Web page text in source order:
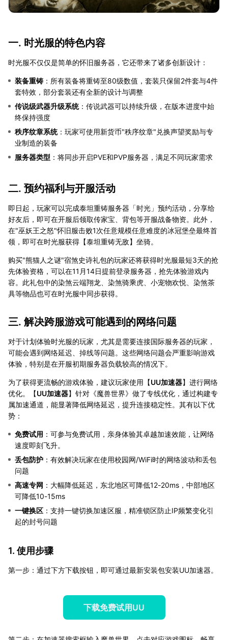
一. 时光服的特色内容
时光服不仅仅是简单的怀旧服务器，它还带来了诸多创新设计：
装备重铸 ：所有装备将重铸至80级数值，套装只保留2件套与4件
套特效，部分套装还有全新的设计与调整
传说级武器升级系统：传说武器可以持续升级，在版本进度中始
终保持强度
秩序纹章系统：玩家可使用新货币"秩序纹章"兑换声望奖励与专
业制造的装备
服务器类型 ：将同步开启PVE和PVP服务器，满足不同玩家需求
二. 预约福利与开服活动
即日起，玩家可以完成泰坦重铸服务器「时光」预约活动，分享给
好友后，即可在开服后领取传家宝、背包等开服战备物资。此外，
在"巫妖王之怒"怀旧服击败1次任意规模任意难度的冰冠堡垒最终首
领，即可在时光服获得【泰坦重铸无敌】坐骑。
购买"熊猫人之谜"宿煞史诗礼包的玩家还将获得时光服最短3天的抢
先体验资格，可以在11月14日提前登录服务器，抢先体验游戏内
容。此礼包中的染煞云端翔龙、染煞骑乘虎、小宠物欢悦、染煞茶
具等物品也可在时光服中同步获得。
三. 解决跨服游戏可能遇到的网络问题
对于计划体验时光服的玩家，尤其是需要连接国际服务器的玩家，
可能会遇到网络延迟、掉线等问题。这些网络问题会严重影响游戏
体验，特别是在开服初期服务器负载较高的情况下。
为了获得更流畅的游戏体验，建议玩家使用【UU加速器】进行网络
优化。【UU加速器】针对《魔兽世界》做了专线优化，通过构建专
属加速通道，能显著降低网络延迟，提升连接稳定性。其有以下优
势：
免费试用 ：可参与免费试用，亲身体验其卓越加速效能，让网络
速度即刻飞升。
丢包防护 ：有效解决玩家在使用校园网/WiFi时的网络波动和丢包
问题
高速专网 ：大幅降低延迟，东北地区可降低12-20ms，中部地区
可降低10-15ms
一键换区 ：支持一键切换加速区服，精准锁区防止IP频繁变化引
起的封号问题
1. 使用步骤
第一步：通过下方下载按钮，即可通过最新安装包安装UU加速器。
下载免费试用UU